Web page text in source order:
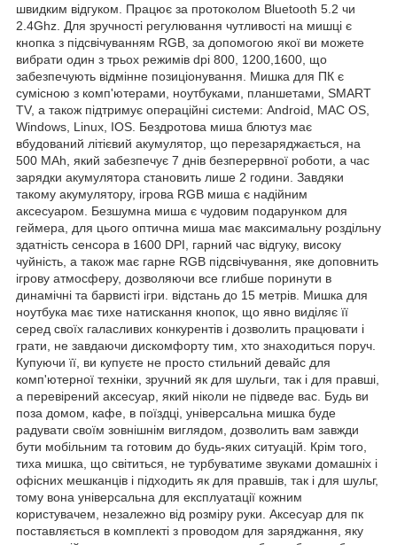
швидким відгуком. Працює за протоколом Bluetooth 5.2 чи
2.4Ghz. Для зручності регулювання чутливості на мишці є
кнопка з підсвічуванням RGB, за допомогою якої ви можете
вибрати один з трьох режимів dpi 800, 1200,1600, що
забезпечують відмінне позиціонування. Мишка для ПК є
сумісною з комп'ютерами, ноутбуками, планшетами, SMART
TV, а також підтримує операційні системи: Android, MAC OS,
Windows, Linux, IOS. Бездротова миша блютуз має
вбудований літієвий акумулятор, що перезаряджається, на
500 MAh, який забезпечує 7 днів безперервної роботи, а час
зарядки акумулятора становить лише 2 години. Завдяки
такому акумулятору, ігрова RGB миша є надійним
аксесуаром. Безшумна миша є чудовим подарунком для
геймера, для цього оптична миша має максимальну роздільну
здатність сенсора в 1600 DPI, гарний час відгуку, високу
чуйність, а також має гарне RGB підсвічування, яке доповнить
ігрову атмосферу, дозволяючи все глибше поринути в
динамічні та барвисті ігри. відстань до 15 метрів. Мишка для
ноутбука має тихе натискання кнопок, що явно виділяє її
серед своїх галасливих конкурентів і дозволить працювати і
грати, не завдаючи дискомфорту тим, хто знаходиться поруч.
Купуючи її, ви купуєте не просто стильний девайс для
комп'ютерної техніки, зручний як для шульги, так і для правші,
а перевірений аксесуар, який ніколи не підведе вас. Будь ви
поза домом, кафе, в поїздці, універсальна мишка буде
радувати своїм зовнішнім виглядом, дозволить вам завжди
бути мобільним та готовим до будь-яких ситуацій. Крім того,
тиха мишка, що світиться, не турбуватиме звуками домашніх і
офісних мешканців і підходить як для правшів, так і для шульг,
тому вона універсальна для експлуатації кожним
користувачем, незалежно від розміру руки. Аксесуар для пк
поставляється в комплекті з проводом для заряджання, яку